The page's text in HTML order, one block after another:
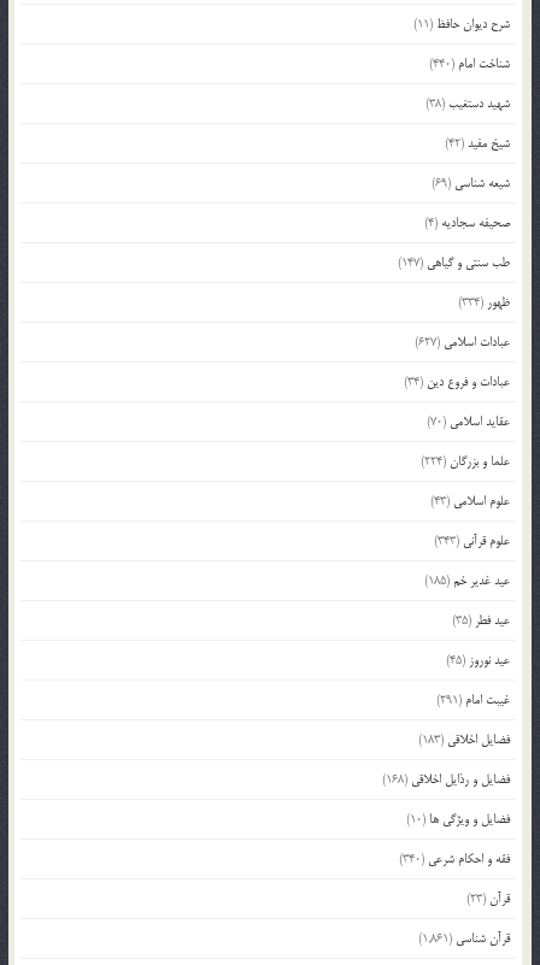
شرح دیوان حافظ (11)
شناخت امام (440)
شهید دستغیب(38)
شیخ مفید(42)
شیعه شناسی (69)
صحیفه سجادیه (4)
طب سنتی و گیاهی (147)
ظهور (334)
عبادات اسلامی (627)
عبادات و فروع دین (34)
عقاید اسلامی (70)
علما و بزرگان(224)
علوم اسلامی (43)
علوم قرآنی (343)
عید غدیر خم(185)
عید فطر (35)
عید نوروز (45)
غیبت امام (291)
فضایل اخلاقی (183)
فضایل و رذایل اخلاقی (168)
فضایل و ویژگی ها (10)
فقه و احکام شرعی (340)
قرآن(23)
قرآن شناسی (1,861)